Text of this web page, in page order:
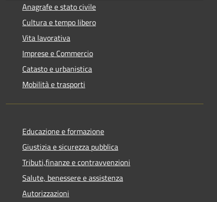
Anagrafe e stato civile
Cultura e tempo libero
Vita lavorativa
Imprese e Commercio
Catasto e urbanistica
Mobilità e trasporti
Educazione e formazione
Giustizia e sicurezza pubblica
Tributi,finanze e contravvenzioni
Salute, benessere e assistenza
Autorizzazioni